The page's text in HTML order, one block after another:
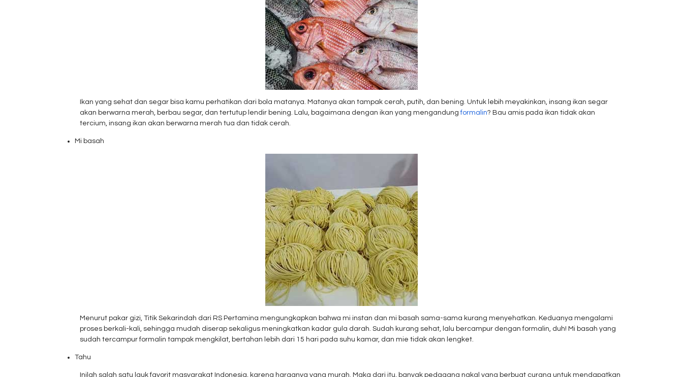
Ikan yang sehat dan segar bisa kamu perhatikan dari bola matanya. Matanya akan tampak cerah, putih, dan bening. Untuk lebih meyakinkan, insang ikan segar
akan berwarna merah, berbau segar, dan tertutup lendir bening. Lalu, bagaimana dengan ikan yang mengandungformalin? Bau amis pada ikan tidak akan
tercium, insang ikan akan berwarna merah tua dan tidak cerah.
Mi basah
Menurut pakar gizi, Titik Sekarindah dari RS Pertamina mengungkapkan bahwa mi instan dan mi basah sama-sama kurang menyehatkan. Keduanya mengalami
proses berkali-kali, sehingga mudah diserap sekaligus meningkatkan kadar gula darah. Sudah kurang sehat, lalu bercampur dengan formalin, duh! Mi basah yang
sudah tercampur formalin tampak mengkilat, bertahan lebih dari 15 hari pada suhu kamar, dan mie tidak akan lengket.
Tahu
Inilah salah satu lauk favorit masyarakat Indonesia, karena harganya yang murah. Maka dari itu, banyak pedagang nakal yang berbuat curang untuk mendapatkan